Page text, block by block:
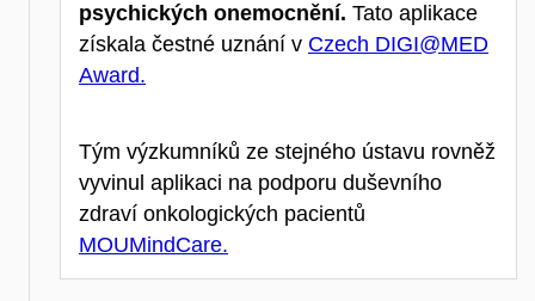
psychických onemocnění. Tato aplikace
získala čestné uznání v Czech DIGI@MED
Award.
Tým výzkumníků ze stejného ústavu rovněž
vyvinul aplikaci na podporu duševního
zdraví onkologických pacientů
MOUMindCare.